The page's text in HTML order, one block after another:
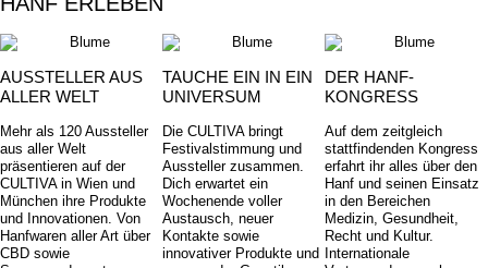
AUSSTELLER AUS
ALLER WELT
Mehr als 120 Aussteller
aus aller Welt
präsentieren auf der
CULTIVA in Wien und
München ihre Produkte
und Innovationen. Von
Hanfwaren aller Art über
CBD sowie
TAUCHE EIN IN EIN
UNIVERSUM
Die CULTIVA bringt
Festivalstimmung und
Aussteller zusammen.
Dich erwartet ein
Wochenende voller
Austausch, neuer
Kontakte sowie
innovativer Produkte und
DER HANF-
KONGRESS
Auf dem zeitgleich
stattfindenden Kongress
erfahrt ihr alles über den
Hanf und seinen Einsatz
in den Bereichen
Medizin, Gesundheit,
Recht und Kultur.
Internationale